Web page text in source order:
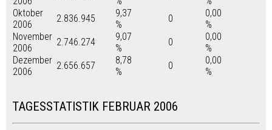
Oktober
2006
2.836.945
9,37
%
0
0,00
%
November
2006
2.746.274
9,07
%
0
0,00
%
Dezember
2006
2.656.657
8,78
%
0
0,00
%
TAGESSTATISTIK FEBRUAR 2006